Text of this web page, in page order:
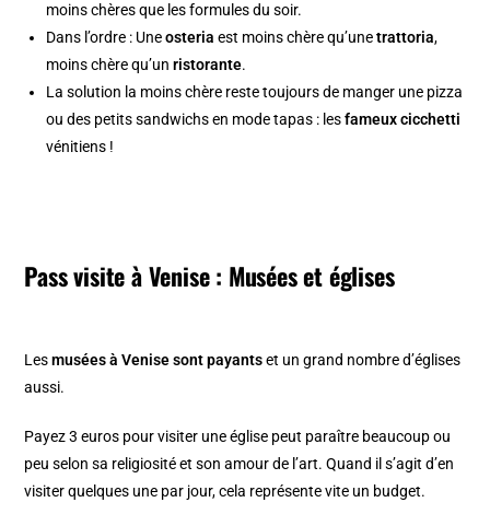
moins chères que les formules du soir.
Dans l’ordre : Uneosteria est moins chère qu’unetrattoria,
moins chère qu’unristorante.
La solution la moins chère reste toujours de manger une pizza
ou des petits sandwichs en mode tapas : lesfameux cicchetti
vénitiens !
Pass visite à Venise : Musées et églises
Lesmusées à Venise sont payantset un grand nombre d’églises
aussi.
Payez 3 euros pour visiter une église peut paraître beaucoup ou
peu selon sa religiosité et son amour de l’art. Quand il s’agit d’en
visiter quelques une par jour, cela représente vite un budget.